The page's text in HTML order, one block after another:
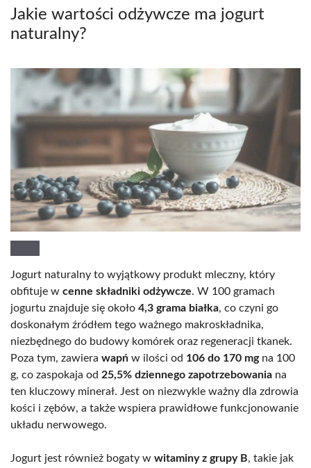
Jakie wartości odżywcze ma jogurt
naturalny?
Jogurt naturalny to wyjątkowy produkt mleczny, który
obfituje w cenne składniki odżywcze. W 100 gramach
jogurtu znajduje się około 4,3 grama białka, co czyni go
doskonałym źródłem tego ważnego makroskładnika,
niezbędnego do budowy komórek oraz regeneracji tkanek.
Poza tym, zawiera wapń w ilości od 106 do 170 mgna 100
g, co zaspokaja od 25,5% dziennego zapotrzebowania na
ten kluczowy minerał. Jest on niezwykle ważny dla zdrowia
kości i zębów, a także wspiera prawidłowe funkcjonowanie
układu nerwowego.
Jogurt jest również bogaty w witaminy z grupy B, takie jak